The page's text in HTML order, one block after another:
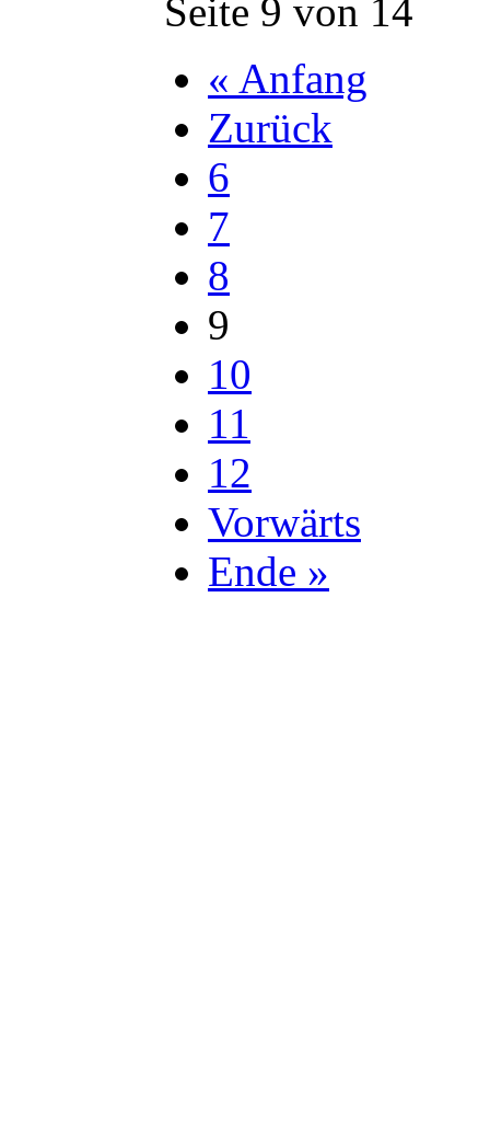
Seite 9 von 14
« Anfang
Zurück
6
7
8
9
10
11
12
Vorwärts
Ende »